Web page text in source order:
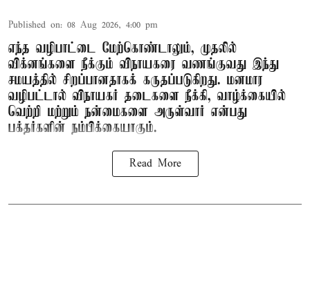
Published on: 08 Aug 2026, 4:00 pm
எந்த வழிபாட்டை மேற்கொண்டாலும், முதலில்
விக்னங்களை நீக்கும் விநாயகரை வணங்குவது இந்து
சமயத்தில் சிறப்பானதாகக் கருதப்படுகிறது. மனமார
வழிபட்டால் விநாயகர் தடைகளை நீக்கி, வாழ்க்கையில்
வெற்றி மற்றும் நன்மைகளை அருள்வார் என்பது
பக்தர்களின் நம்பிக்கையாகும்.
Read More